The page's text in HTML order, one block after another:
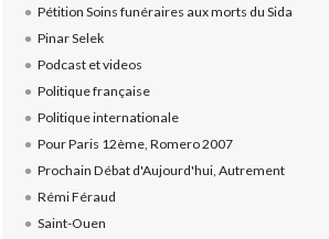
Pétition Soins funéraires aux morts du Sida
Pinar Selek
Podcast et videos
Politique française
Politique internationale
Pour Paris 12ème, Romero 2007
Prochain Débat d'Aujourd'hui, Autrement
Rémi Féraud
Saint-Ouen